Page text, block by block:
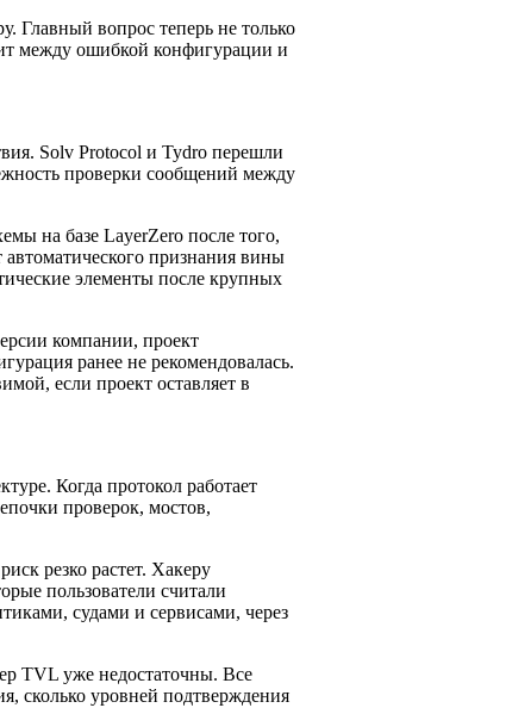
Главный вопрос теперь не только
между ошибкой конфигурации и
Solv Protocol и Tydro перешли
проверки сообщений между
на базе LayerZero после того,
автоматического признания вины
элементы после крупных
компании, проект
ранее не рекомендовалась.
если проект оставляет в
Когда протокол работает
проверок, мостов,
резко растет. Хакеру
пользователи считали
судами и сервисами, через
TVL уже недостаточны. Все
сколько уровней подтверждения